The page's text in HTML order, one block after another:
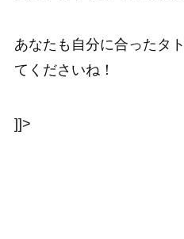
あなたも自分に合ったタ
てくださいね！
]]>